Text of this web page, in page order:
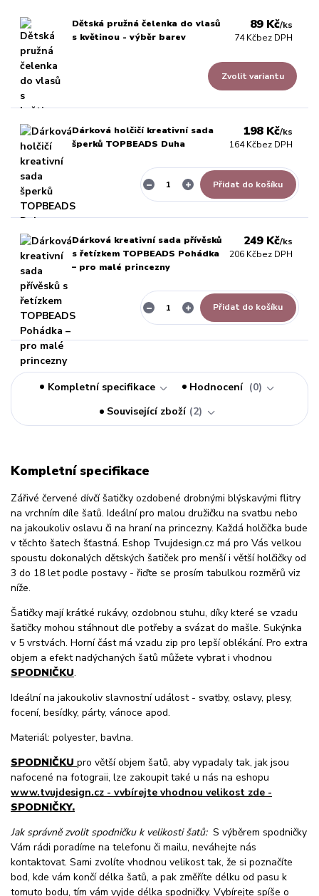
Dětská pružná čelenka do vlasů
s květinou - výběr barev
89 Kč/ks
74 Kčbez DPH
Zvolit variantu
Dárková holčičí kreativní sada
šperků TOPBEADS Duha
198 Kč/ks
164 Kčbez DPH
Přidat do košíku
Dárková kreativní sada přívěsků
s řetízkem TOPBEADS Pohádka
– pro malé princezny
249 Kč/ks
206 Kčbez DPH
Přidat do košíku
Kompletní specifikace Hodnocení
0
Související zboží 2
Kompletní specifikace
Zářivé červené dívčí šatičky ozdobené drobnými blýskavými flitry
na vrchním díle šatů. Ideální pro malou družičku na svatbu nebo
na jakoukoliv oslavu či na hraní na princezny. Každá holčička bude
v těchto šatech šťastná. Eshop Tvujdesign.cz má pro Vás velkou
spoustu dokonalých dětských šatiček pro menší i větší holčičky od
3 do 18 let podle postavy - řiďte se prosím tabulkou rozměrů viz
níže.
Šatičky mají krátké rukávy, ozdobnou stuhu, díky které se vzadu
šatičky mohou stáhnout dle potřeby a svázat do mašle. Sukýnka
v 5 vrstvách. Horní část má vzadu zip pro lepší oblékání. Pro extra
objem a efekt nadýchaných šatů můžete vybrat i vhodnou
SPODNIČKU.
Ideální na jakoukoliv slavnostní událost - svatby, oslavy, plesy,
focení, besídky, párty, vánoce apod.
Materiál: polyester, bavlna.
SPODNIČKU pro větší objem šatů, aby vypadaly tak, jak jsou
nafocené na fotograii, lze zakoupit také u nás na eshopu
www.tvujdesign.cz - vvbírejte vhodnou velikost zde -
SPODNIČKY.
Jak správně zvolit spodničku k velikosti šatů: S výběrem spodničky
Vám rádi poradíme na telefonu či mailu, neváhejte nás
kontaktovat. Sami zvolíte vhodnou velikost tak, že si poznačíte
bod, kde vám končí délka šatů, a pak změříte délku od pasu k
tomuto bodu, tím vám vyjde délka spodničky. Vybírejte spíše o